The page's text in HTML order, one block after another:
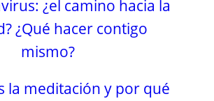
¿el camino hacia la
¿Qué hacer contigo
mismo?
la meditación y por qué